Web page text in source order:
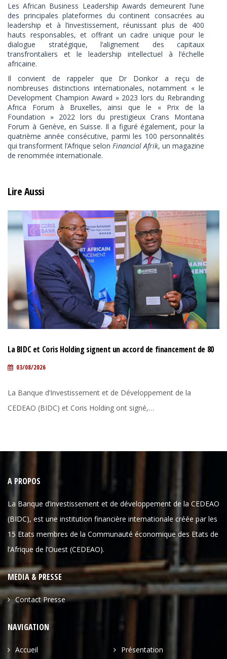
Les African Business Leadership Awards demeurent l’une
des principales plateformes du continent consacrées au
leadership et à l’investissement, réunissant plus de 400
hauts responsables, et offrant un cadre unique pour le
dialogue stratégique, l’alignement des capitaux
transfrontaliers et le leadership intellectuel à l’échelle
africaine.
Il convient de rappeler que Dr Donkor a reçu de
nombreuses distinctions internationales, notamment « le
Development Champion Award » 2023 lors du Rebranding
Africa Forum à Bruxelles, ainsi que le « Prix de la
Foundation » 2022 lors du prestigieux Crans Montana
Forum à Genève, en Suisse. Il a figuré également, pour la
quatrième année consécutive, parmi les 100 personnalités
qui transforment l’Afrique selon Financial Afrik, un magazine
de renommée internationale.
Lire Aussi
La BIDC et Coris Holding signent un accord de financement de 80
énergétiques et agricoles en Afrique de l’Ouest
03/08/2026
La Banque d’Investissement et de Développement de la
CEDEAO (BIDC) et Coris Holding ont signé,…
A PROPOS
La Banque d’investissement et de développement de la CEDEAO
(BIDC), est une institution financière internationale créée par les
15 Etats membres de la Communauté économique des Etats de
l’Afrique de l’Ouest (CEDEAO).
MEDIA & PRESSE
Contact Presse
NAVIGATION
Accueil Présentation